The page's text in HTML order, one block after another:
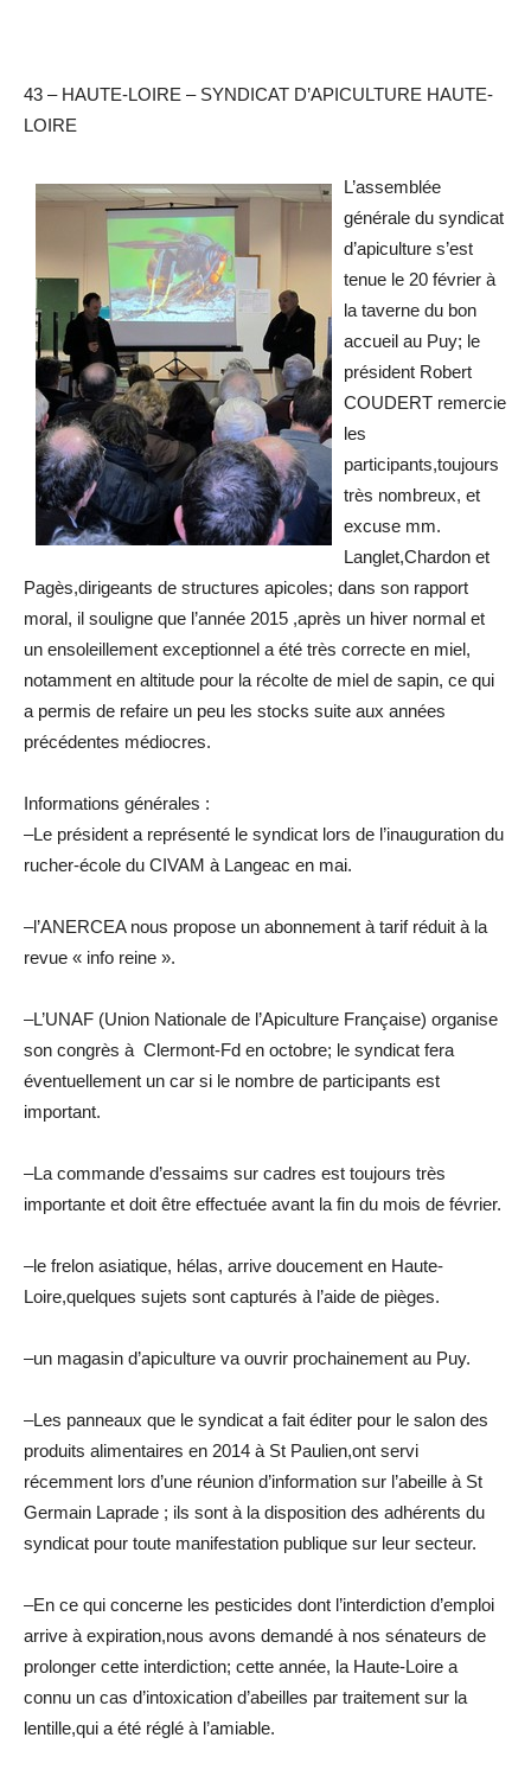
43 – HAUTE-LOIRE – SYNDICAT D’APICULTURE HAUTE-
LOIRE
L’assemblée
générale du syndicat
d’apiculture s’est
tenue le 20 février à
la taverne du bon
accueil au Puy; le
président Robert
COUDERT remercie
les
participants,toujours
très nombreux, et
excuse mm.
Langlet,Chardon et
Pagès,dirigeants de structures apicoles; dans son rapport
moral, il souligne que l’année 2015 ,après un hiver normal et
un ensoleillement exceptionnel a été très correcte en miel,
notamment en altitude pour la récolte de miel de sapin, ce qui
a permis de refaire un peu les stocks suite aux années
précédentes médiocres.
Informations générales :
–Le président a représenté le syndicat lors de l’inauguration du
rucher-école du CIVAM à Langeac en mai.
–l’ANERCEA nous propose un abonnement à tarif réduit à la
revue « info reine ».
–L’UNAF (Union Nationale de l’Apiculture Française) organise
son congrès à Clermont-Fd en octobre; le syndicat fera
éventuellement un car si le nombre de participants est
important.
–La commande d’essaims sur cadres est toujours très
importante et doit être effectuée avant la fin du mois de février.
–le frelon asiatique, hélas, arrive doucement en Haute-
Loire,quelques sujets sont capturés à l’aide de pièges.
–un magasin d’apiculture va ouvrir prochainement au Puy.
–Les panneaux que le syndicat a fait éditer pour le salon des
produits alimentaires en 2014 à St Paulien,ont servi
récemment lors d’une réunion d’information sur l’abeille à St
Germain Laprade ; ils sont à la disposition des adhérents du
syndicat pour toute manifestation publique sur leur secteur.
–En ce qui concerne les pesticides dont l’interdiction d’emploi
arrive à expiration,nous avons demandé à nos sénateurs de
prolonger cette interdiction; cette année, la Haute-Loire a
connu un cas d’intoxication d’abeilles par traitement sur la
lentille,qui a été réglé à l’amiable.